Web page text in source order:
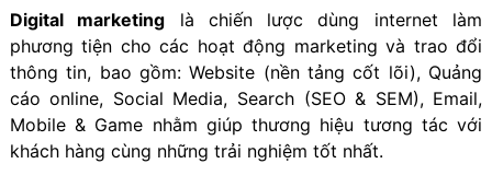
Digital marketing là chiến lược dùng internet làm
phương tiện cho các hoạt động marketing và trao đổi
thông tin, bao gồm: Website (nền tảng cốt lõi), Quảng
cáo online, Social Media, Search (SEO & SEM), Email,
Mobile & Game nhằm giúp thương hiệu tương tác với
khách hàng cùng những trải nghiệm tốt nhất.